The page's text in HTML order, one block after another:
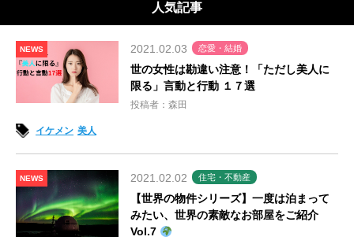
人気記事
NEWS 2021.02.03 恋愛・結婚
世の女性は勘違い注意！「ただし美人に
限る」言動と行動 １７選
投稿者：森田
イケメン 美人
NEWS 2021.02.02 住宅・不動産
【世界の物件シリーズ】一度は泊まって
みたい、世界の素敵なお部屋をご紹介
Vol.7